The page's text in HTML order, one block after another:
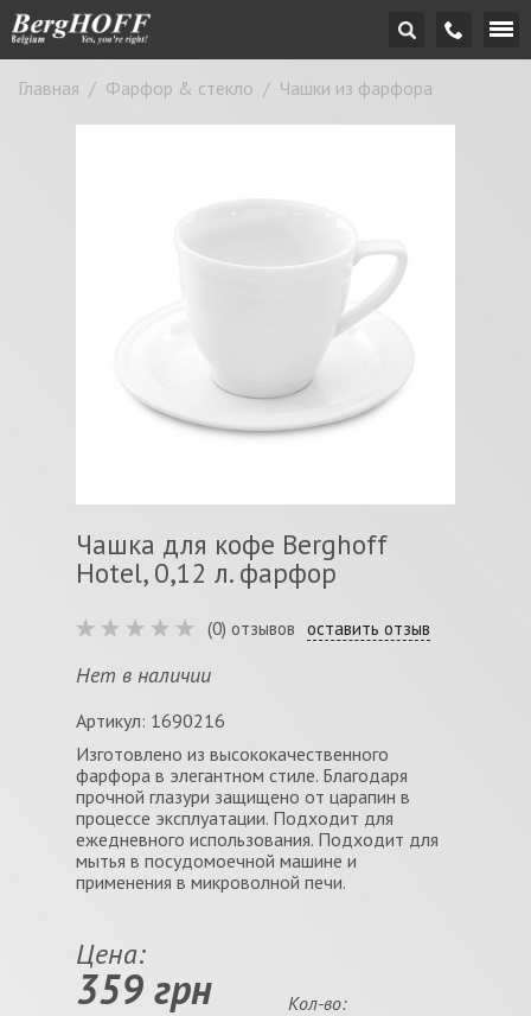
Главная / Фарфор & стекло / Чашки из фарфора
Чашка для кофе Berghoff
Hotel, 0,12 л. фарфор
(0) отзывов оставить отзыв
Нет в наличии
Артикул: 1690216
Изготовлено из высококачественного
фарфора в элегантном стиле. Благодаря
прочной глазури защищено от царапин в
процессе эксплуатации. Подходит для
ежедневного использования. Подходит для
мытья в посудомоечной машине и
применения в микроволной печи.
Цена:
359 грн Кол-во: